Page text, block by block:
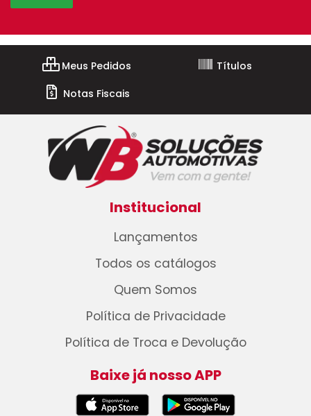
Meus Pedidos
Títulos
Notas Fiscais
Institucional
Lançamentos
Todos os catálogos
Quem Somos
Política de Privacidade
Política de Troca e Devolução
Baixe já nosso APP